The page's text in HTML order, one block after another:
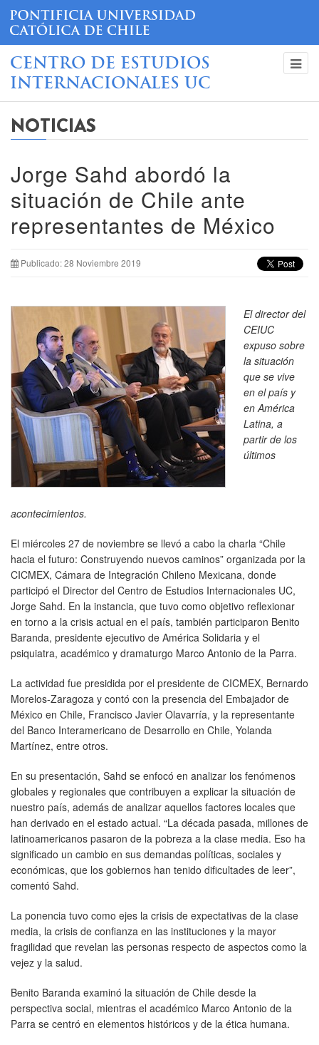
CENTRO DE ESTUDIOS
INTERNACIONALES UC
NOTICIAS
Jorge Sahd abordó la
situación de Chile ante
representantes de México
Publicado: 28 Noviembre 2019
El director del
CEIUC
expuso sobre
la situación
que se vive
en el país y
en América
Latina, a
partir de los
últimos
acontecimientos.
El miércoles 27 de noviembre se llevó a cabo la charla “Chile
hacia el futuro: Construyendo nuevos caminos” organizada por la
CICMEX, Cámara de Integración Chileno Mexicana, donde
participó el Director del Centro de Estudios Internacionales UC,
Jorge Sahd. En la instancia, que tuvo como objetivo reflexionar
en torno a la crisis actual en el país, también participaron Benito
Baranda, presidente ejecutivo de América Solidaria y el
psiquiatra, académico y dramaturgo Marco Antonio de la Parra.
La actividad fue presidida por el presidente de CICMEX, Bernardo
Morelos-Zaragoza y contó con la presencia del Embajador de
México en Chile, Francisco Javier Olavarría, y la representante
del Banco Interamericano de Desarrollo en Chile, Yolanda
Martínez, entre otros.
En su presentación, Sahd se enfocó en analizar los fenómenos
globales y regionales que contribuyen a explicar la situación de
nuestro país, además de analizar aquellos factores locales que
han derivado en el estado actual. “La década pasada, millones de
latinoamericanos pasaron de la pobreza a la clase media. Eso ha
significado un cambio en sus demandas políticas, sociales y
económicas, que los gobiernos han tenido dificultades de leer”,
comentó Sahd.
La ponencia tuvo como ejes la crisis de expectativas de la clase
media, la crisis de confianza en las instituciones y la mayor
fragilidad que revelan las personas respecto de aspectos como la
vejez y la salud.
Benito Baranda examinó la situación de Chile desde la
perspectiva social, mientras el académico Marco Antonio de la
Parra se centró en elementos históricos y de la ética humana.